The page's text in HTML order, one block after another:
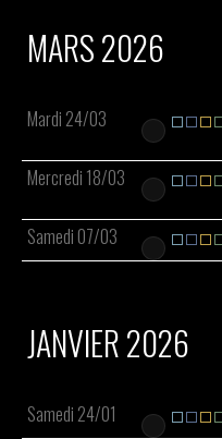
MARS 2026
Mardi 24/03
Mercredi 18/03
Samedi 07/03
JANVIER 2026
Samedi 24/01